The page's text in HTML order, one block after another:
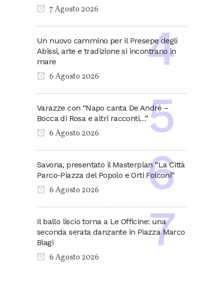
7 Agosto 2026
Un nuovo cammino per il Presepe degli
Abissi, arte e tradizione si incontrano in
mare
6 Agosto 2026
Varazze con “Napo canta De André –
Bocca di Rosa e altri racconti…”
6 Agosto 2026
Savona, presentato il Masterplan “La Città
Parco-Piazza del Popolo e Orti Folconi”
6 Agosto 2026
Il ballo liscio torna a Le Officine: una
seconda serata danzante in Piazza Marco
Biagi
6 Agosto 2026